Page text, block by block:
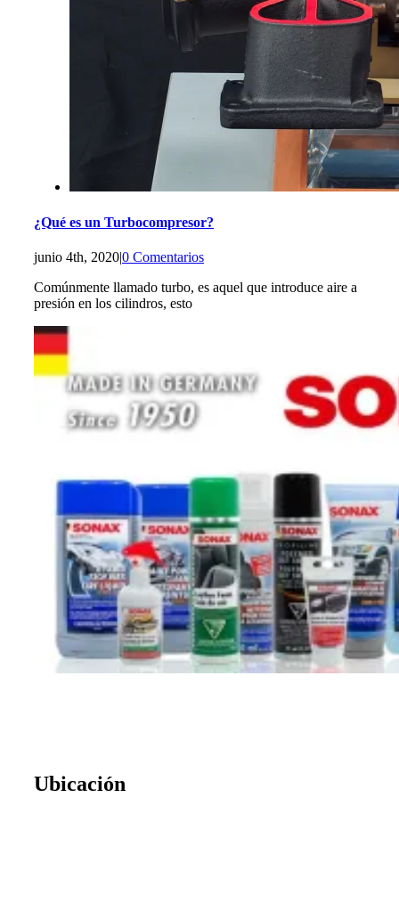
¿Qué es un Turbocompresor?
junio 4th, 2020|0 Comentarios
Comúnmente llamado turbo, es aquel que introduce aire a
presión en los cilindros, esto
Ubicación